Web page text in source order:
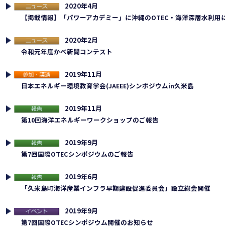
ュース
2020年4月
【掲載情報】「パワーアカデミー」に沖縄のOTEC・海洋深層水利
ュース
2020年2月
令和元年度かべ新聞コンテスト
加・講演
2019年11月
日本エネルギー環境教育学会(JAEEE)シンポジウムin久米島
告
2019年11月
第10回海洋エネルギーワークショップのご報告
告
2019年9月
第7回国際OTECシンポジウムのご報告
告
2019年6月
「久米島町海洋産業インフラ早期建設促進委員会」設立総会開催
連イベント
2019年9月
第7回国際OTECシンポジウム開催のお知らせ